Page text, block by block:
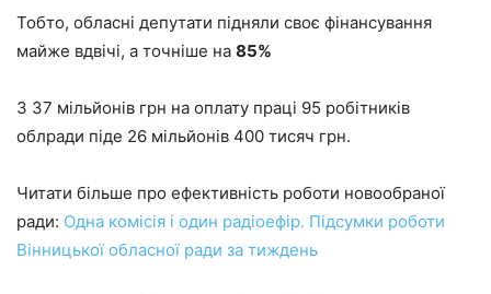
Тобто, обласні депутати підняли своє фінансування
майже вдвічі, а точніше на 85%
З 37 мільйонів грн на оплату праці 95 робітників
облради піде 26 мільйонів 400 тисяч грн.
Читати більше про ефективність роботи новообраної
ради: Одна комісія і один радіоефір. Підсумки роботи
Вінницької обласної ради за тиждень